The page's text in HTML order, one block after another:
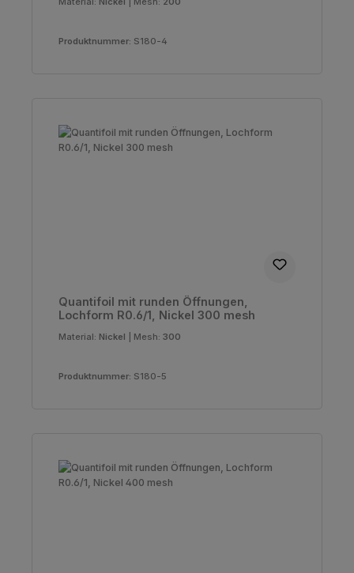
Produktnummer: S180-4
Quantifoil mit runden Öffnungen,
Lochform R0.6/1, Nickel 300 mesh
Material: Nickel Mesh: 300
Produktnummer: S180-5